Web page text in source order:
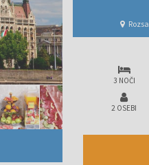
3 NOČI
2 OSEBI